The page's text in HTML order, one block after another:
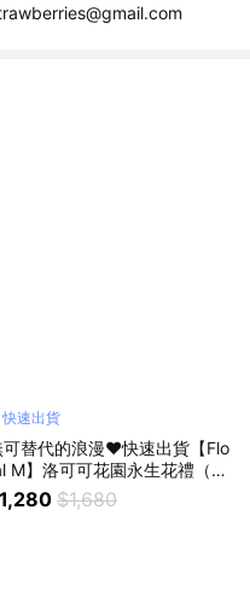
快速出貨
可替代的浪漫❤️快速出貨【Flo
M】洛可可花園永生花禮（贈
5ml香氛油）獅子座生日禮物
幕喬遷升遷花禮
$1,680